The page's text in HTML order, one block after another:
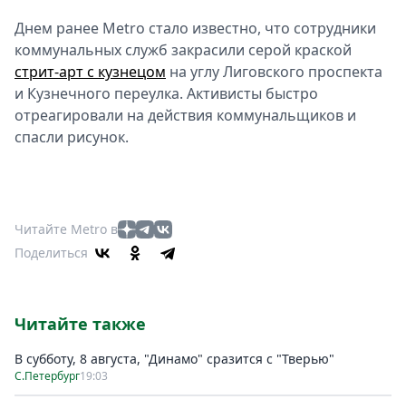
Днем ранее Metro стало известно, что сотрудники
коммунальных служб закрасили серой краской
стрит-арт с кузнецом на углу Лиговского проспекта
и Кузнечного переулка. Активисты быстро
отреагировали на действия коммунальщиков и
спасли рисунок.
Читайте Metro в
Поделиться
Читайте также
В субботу, 8 августа, "Динамо" сразится с "Тверью"
С.Петербург19:03